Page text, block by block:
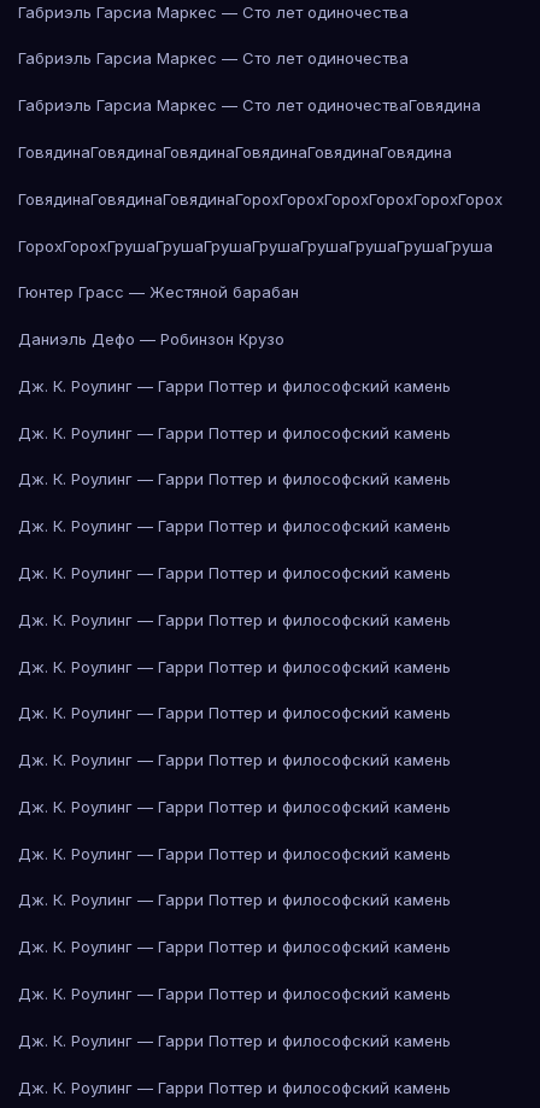
Габриэль Гарсиа Маркес — Сто лет одиночества
Габриэль Гарсиа Маркес — Сто лет одиночества
Габриэль Гарсиа Маркес — Сто лет одиночестваГовядина
ГовядинаГовядинаГовядинаГовядинаГовядинаГовядина
ГовядинаГовядинаГовядинаГорохГорохГорохГорохГорохГорох
ГорохГорохГрушаГрушаГрушаГрушаГрушаГрушаГрушаГруша
Гюнтер Грасс — Жестяной барабан
Даниэль Дефо — Робинзон Крузо
Дж. К. Роулинг — Гарри Поттер и философский камень
Дж. К. Роулинг — Гарри Поттер и философский камень
Дж. К. Роулинг — Гарри Поттер и философский камень
Дж. К. Роулинг — Гарри Поттер и философский камень
Дж. К. Роулинг — Гарри Поттер и философский камень
Дж. К. Роулинг — Гарри Поттер и философский камень
Дж. К. Роулинг — Гарри Поттер и философский камень
Дж. К. Роулинг — Гарри Поттер и философский камень
Дж. К. Роулинг — Гарри Поттер и философский камень
Дж. К. Роулинг — Гарри Поттер и философский камень
Дж. К. Роулинг — Гарри Поттер и философский камень
Дж. К. Роулинг — Гарри Поттер и философский камень
Дж. К. Роулинг — Гарри Поттер и философский камень
Дж. К. Роулинг — Гарри Поттер и философский камень
Дж. К. Роулинг — Гарри Поттер и философский камень
Дж. К. Роулинг — Гарри Поттер и философский камень